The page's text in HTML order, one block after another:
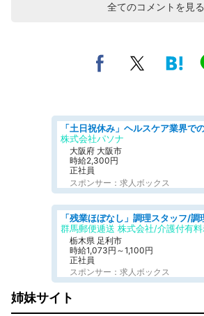
全てのコメントを見る
株式会社パソナ
大阪府 大阪市
時給2,300円
正社員
スポンサー：求人ボックス
栃木県 足利市
時給1,073円～1,100円
正社員
スポンサー：求人ボックス
姉妹サイト